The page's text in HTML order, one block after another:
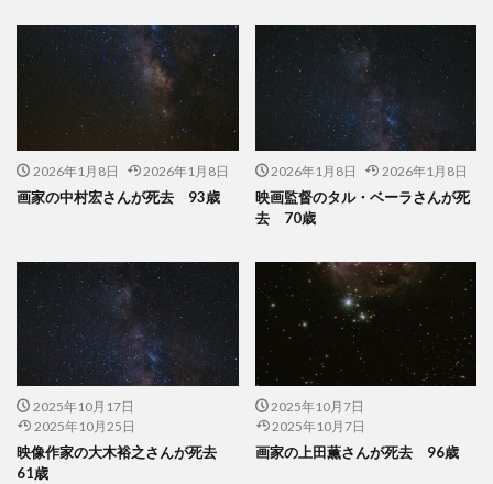
2026年1月8日 2026年1月8日
画家の中村宏さんが死去 93歳
2026年1月8日 2026年1月8日
映画監督のタル・ベーラさんが死
去 70歳
2025年10月17日
2025年10月25日
映像作家の大木裕之さんが死去
61歳
2025年10月7日
2025年10月7日
画家の上田薫さんが死去 96歳